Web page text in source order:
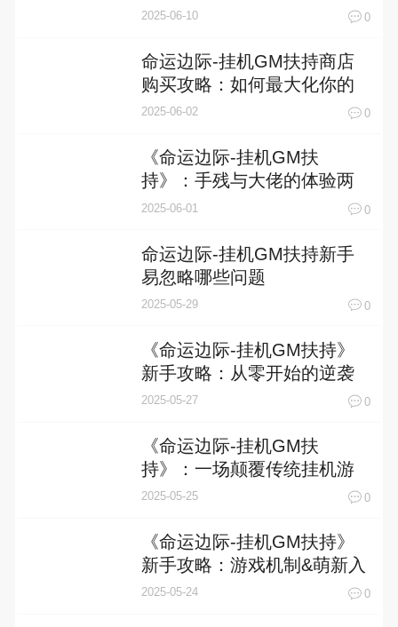
手的角色选择攻略
2025-06-10 0
命运边际-挂机GM扶持商店
购买攻略：如何最大化你的
资源利用
2025-06-02 0
《命运边际-挂机GM扶
持》：手残与大佬的体验两
极分化，谁才是游戏的真正
2025-06-01 0
命运边际-挂机GM扶持新手
易忽略哪些问题
2025-05-29 0
《命运边际-挂机GM扶持》
新手攻略：从零开始的逆袭
之路
2025-05-27 0
《命运边际-挂机GM扶
持》：一场颠覆传统挂机游
戏的冒险之旅
2025-05-25 0
《命运边际-挂机GM扶持》
新手攻略：游戏机制&萌新入
门技巧！
2025-05-24 0